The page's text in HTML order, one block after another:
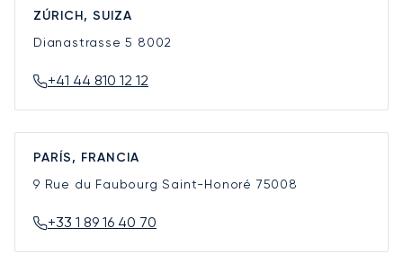
ZÚRICH, SUIZA
Dianastrasse 5 8002
+41 44 810 12 12
PARÍS, FRANCIA
9 Rue du Faubourg Saint-Honoré 75008
+33 1 89 16 40 70